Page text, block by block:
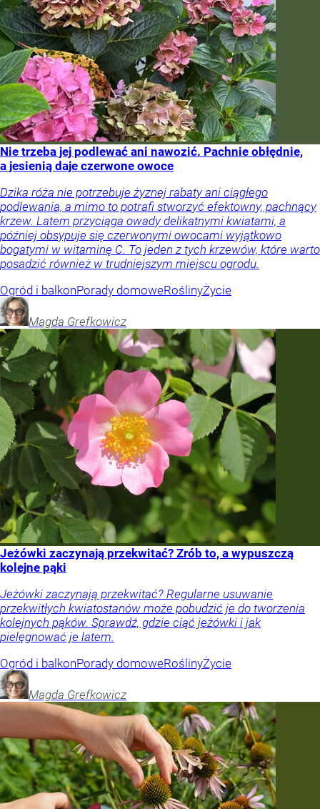
Nie trzeba jej podlewać ani nawozić. Pachnie obłędnie,
a jesienią daje czerwone owoce
Dzika róża nie potrzebuje żyznej rabaty ani ciągłego
podlewania, a mimo to potrafi stworzyć efektowny, pachnący
krzew. Latem przyciąga owady delikatnymi kwiatami, a
później obsypuje się czerwonymi owocami wyjątkowo
bogatymi w witaminę C. To jeden z tych krzewów, które warto
posadzić również w trudniejszym miejscu ogrodu.
Ogród i balkonPorady domoweRoślinyŻycie
Magda Grefkowicz
Jeżówki zaczynają przekwitać? Zrób to, a wypuszczą
kolejne pąki
Jeżówki zaczynają przekwitać? Regularne usuwanie
przekwitłych kwiatostanów może pobudzić je do tworzenia
kolejnych pąków. Sprawdź, gdzie ciąć jeżówki i jak
pielęgnować je latem.
Ogród i balkonPorady domoweRoślinyŻycie
Magda Grefkowicz